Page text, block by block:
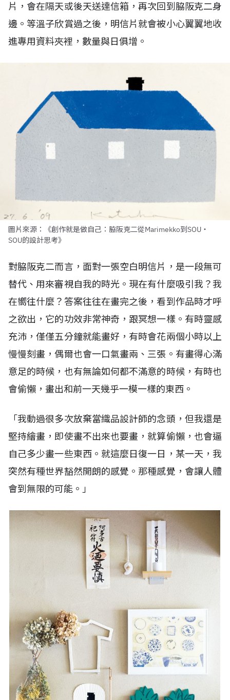
片，會在隔天或後天送達信箱，再次回到脇阪克二身
邊。等溫子欣賞過之後，明信片就會被小心翼翼地收
進專用資料夾裡，數量與日俱增。
圖片來源：《創作就是做自己：脇阪克二從Marimekko到SOU・
SOU的設計思考》
對脇阪克二而言，面對一張空白明信片，是一段無可
替代、用來審視自我的時光。現在有什麼吸引我？我
在嚮往什麼？答案往往在畫完之後，看到作品時才呼
之欲出，它的功效非常神奇，跟冥想一樣。有時靈感
充沛，僅僅五分鐘就能畫好，有時會花兩個小時以上
慢慢刻畫，偶爾也會一口氣畫兩、三張。有畫得心滿
意足的時候，也有無論如何都不滿意的時候，有時也
會偷懶，畫出和前一天幾乎一模一樣的東西。
「我動過很多次放棄當織品設計師的念頭，但我還是
堅持繪畫，即使畫不出來也要畫，就算偷懶，也會逼
自己多少畫一些東西。就這麼日復一日，某一天，我
突然有種世界豁然開朗的感覺。那種感覺，會讓人體
會到無限的可能。」